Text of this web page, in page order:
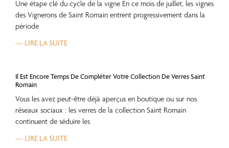
Une étape clé du cycle de la vigne En ce mois de juillet, les vignes
des Vignerons de Saint Romain entrent progressivement dans la
période
— LIRE LA SUITE
Il Est Encore Temps De Compléter Votre Collection De Verres Saint
Romain
Vous les avez peut-être déjà aperçus en boutique ou sur nos
réseaux sociaux : les verres de la collection Saint Romain
continuent de séduire les
— LIRE LA SUITE